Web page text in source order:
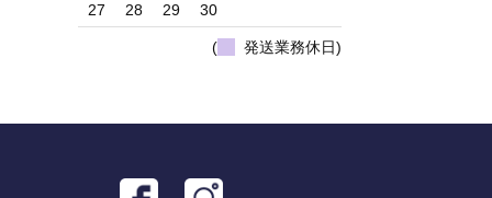
27
28 29 30
( 発送業務休日)